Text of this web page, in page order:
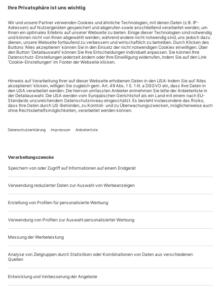
Sennheiser bringt mit Spectera das erste bidirektionale, drahtlose
Breitband-Ecosystem auf den Markt, das dank WMAS- Technologie
(Wireless Multichannel Audio Systems) die Komplexität drahtloser
Systeme erheblich reduziert. Es kommt mit deutlich weniger
Hardware aus, vereinfacht die Frequenzkoordination, ist redundant
Sebastian Georgi und Jan Watermann sind die Erfinder des
Sennheiser-WMAS-Ansatzes (BTR 5/2023). Sie vergleichen
das Breitband-Prinzip mit der Standard-
Schmalbandtechnologie: „Anstelle vieler einzelner
– genauer gesagt, die bidirektionale Übertragung von...
Die Kunst der Collage
Bis zum 1. Juni 2025 läuft im Düsseldorfer Kunstpalast die
Ausstellung „Elias Sime. Echo የገደል ማሚቶ“. Die monumentalen
Collagen und Wandreliefs, die Sime aus Alltagsgegenständen und
ausrangierten Elektronikelementen fertigt, setzen sich mit dem
Einfluss der Technik und deren Auswirkungen auf unsere
Gesellschaft auseinander
Verflochtene Drähte und Kabel, zersägte Motherboards.